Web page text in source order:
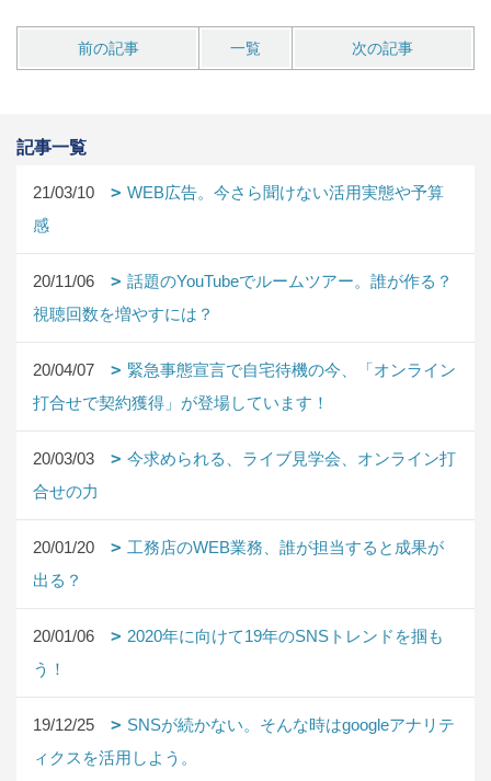
前の記事 一覧 次の記事
記事一覧
21/03/10
WEB広告。今さら聞けない活用実態や予算
感
20/11/06
話題のYouTubeでルームツアー。誰が作る？
視聴回数を増やすには？
20/04/07
緊急事態宣言で自宅待機の今、「オンライン
打合せで契約獲得」が登場しています！
20/03/03
今求められる、ライブ見学会、オンライン打
合せの力
20/01/20
工務店のWEB業務、誰が担当すると成果が
出る？
20/01/06
2020年に向けて19年のSNSトレンドを掴も
う！
19/12/25
SNSが続かない。そんな時はgoogleアナリテ
ィクスを活用しよう。